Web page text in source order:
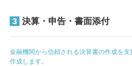
3 決算・申告・書面添付
金融機関から信頼される決算書の作成を
作成します。